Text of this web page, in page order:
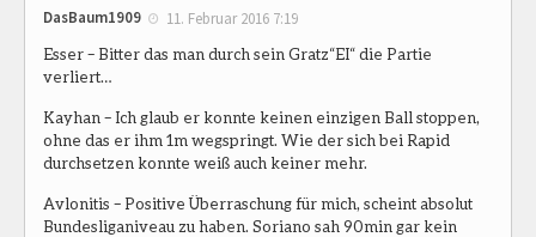
DasBaum1909 11. Februar 2016 7:19
Esser – Bitter das man durch sein Gratz“EI“ die Partie
verliert…
Kayhan – Ich glaub er konnte keinen einzigen Ball stoppen,
ohne das er ihm 1m wegspringt. Wie der sich bei Rapid
durchsetzen konnte weiß auch keiner mehr.
Avlonitis – Positive Überraschung für mich, scheint absolut
Bundesliganiveau zu haben. Soriano sah 90min gar kein